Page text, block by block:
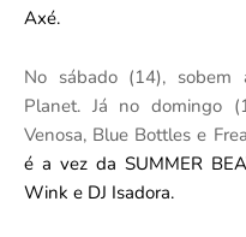
Axé.
No sábado (14), sobem
Planet. Já no domingo
Venosa, Blue Bottles e
é a vez da SUMMER
Wink e DJ Isadora.